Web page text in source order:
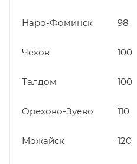
Наро-Фоминск 98
Чехов 100
Талдом 100
Орехово-Зуево 110
Можайск 120